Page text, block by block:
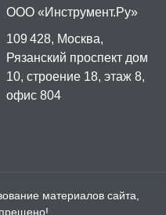
ООО «Инструмент.Ру»
109 428, Москва,
Рязанский проспект дом
10, строение 18, этаж 8,
офис 804
материалов сайта,